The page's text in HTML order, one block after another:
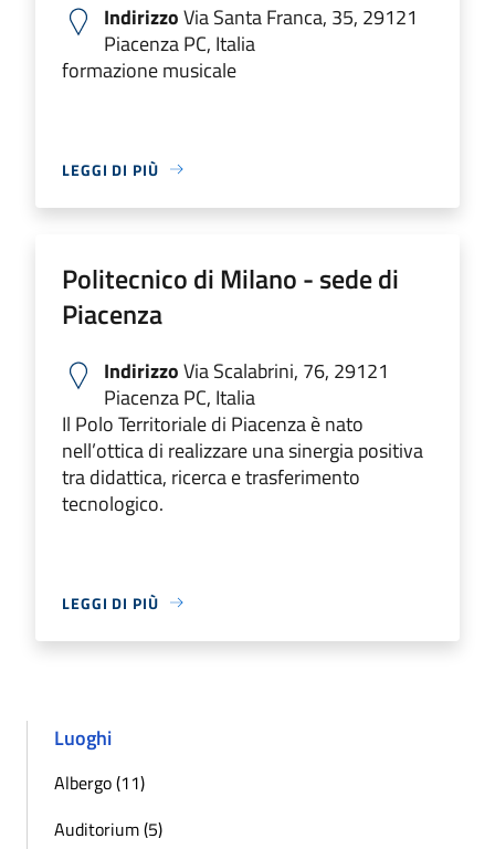
IndirizzoVia Santa Franca, 35, 29121
Piacenza PC, Italia
formazione musicale
LEGGI DI PIÙ
Politecnico di Milano - sede di
Piacenza
IndirizzoVia Scalabrini, 76, 29121
Piacenza PC, Italia
Il Polo Territoriale di Piacenza è nato
nell’ottica di realizzare una sinergia positiva
tra didattica, ricerca e trasferimento
tecnologico.
LEGGI DI PIÙ
Luoghi
Albergo (11)
Auditorium (5)